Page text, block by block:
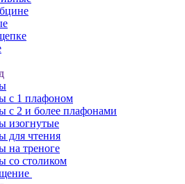
с 1 плафоном
с 2 и более плафонами
изогнутые
для чтения
на треноге
со столиком